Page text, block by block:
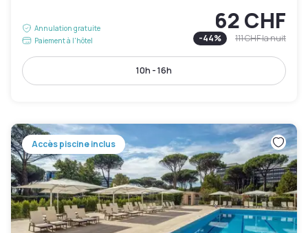
Annulation gratuite
Paiement à l'hôtel
62 CHF
-44% 111 CHFla nuit
10h - 16h
Accès piscine inclus